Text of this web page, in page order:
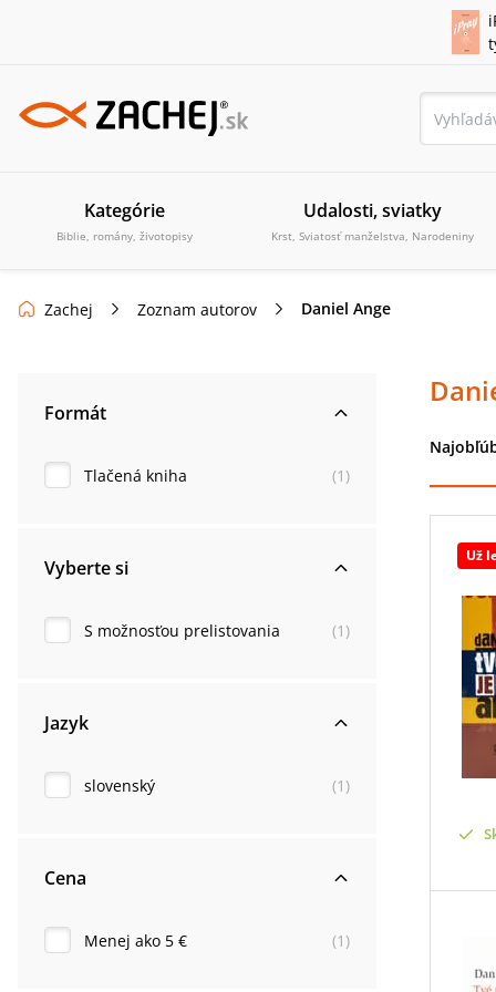
Kategórie
Biblie, romány, životopisy
Udalosti, sviatky
Krst, Sviatosť manželstva, Narodeniny
Zachej Zoznam autorov Daniel Ange
Formát
Tlačená kniha (1 )
Vyberte si
S možnosťou prelistovania (1 )
Jazyk
slovenský (1 )
Cena
Menej ako 5 € (1 )
Už